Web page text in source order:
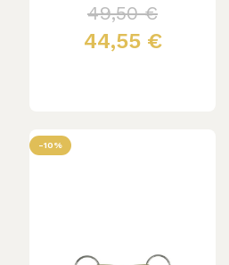
49,50€
44,55 €
-10%